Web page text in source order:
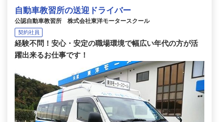
自動車教習所の送迎ドライバー
公認自動車教習所 株式会社東洋モータースクール
契約社員
経験不問！安心・安定の職場環境で幅広い年代の方が活
躍出来るお仕事です！